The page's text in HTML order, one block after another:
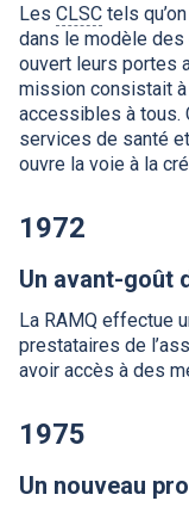
Les CLSC tels
dans le modèle
ouvert leurs portes
mission consistait
accessibles à tous.
services de santé
ouvre la voie à la
1972
Un avant-goût
La RAMQ effectue
prestataires de
avoir accès à des
1975
Un nouveau